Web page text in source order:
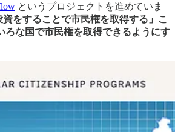
というプロジェクトを進めていま
資をすることで市民権を取得する」こ
ろな国で市民権を取得できるようにす